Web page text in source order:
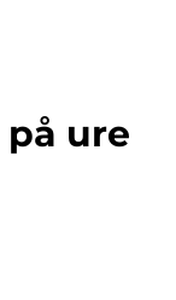
ure